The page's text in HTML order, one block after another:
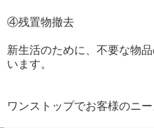
④残置物撤去
新生活のために、不要な物
います。
ワンストップでお客様のニ